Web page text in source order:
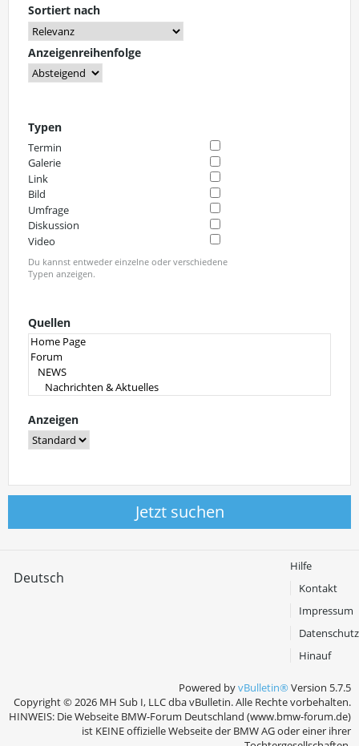
Sortiert nach
Anzeigenreihenfolge
Typen
Termin
Galerie
Link
Bild
Umfrage
Diskussion
Video
Du kannst entweder einzelne oder verschiedene
Typen anzeigen.
Quellen
Anzeigen
Jetzt suchen
Deutsch
Hilfe
Kontakt
Impressum
Datenschutz
Hinauf
Powered byvBulletin®Version 5.7.5
Copyright © 2026 MH Sub I, LLC dba vBulletin. Alle Rechte vorbehalten.
HINWEIS: Die Webseite BMW-Forum Deutschland (www.bmw-forum.de)
ist KEINE offizielle Webseite der BMW AG oder einer ihrer